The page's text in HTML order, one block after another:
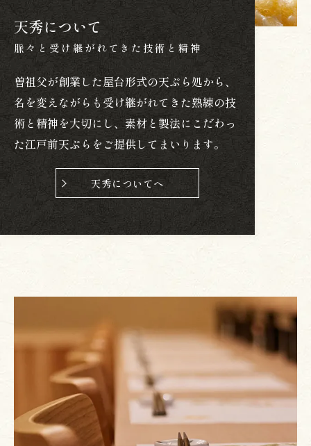
天秀について
脈々と受け継がれてきた技術と精神
曽祖父が創業した屋台形式の天ぷら処から、
名を変えながらも受け継がれてきた熟練の技
術と精神を大切にし、素材と製法にこだわっ
た江戸前天ぷらをご提供してまいります。
天秀についてへ